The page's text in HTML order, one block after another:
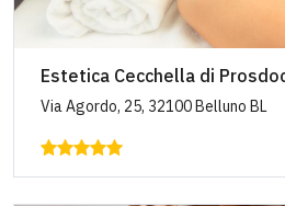
Estetica Cecchella di
Via Agordo, 25, 32100 Belluno BL